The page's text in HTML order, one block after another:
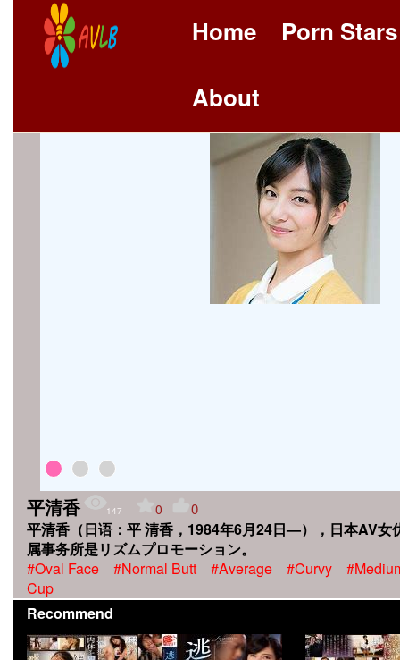
Home
Porn Stars
About
平清香 147 0 0
平清香（日语：平 清香，1984年6月24日—），日本AV女
属事务所是リズムプロモーション。
#Oval Face
#Normal Butt #Average #Curvy
Cup
Recommend